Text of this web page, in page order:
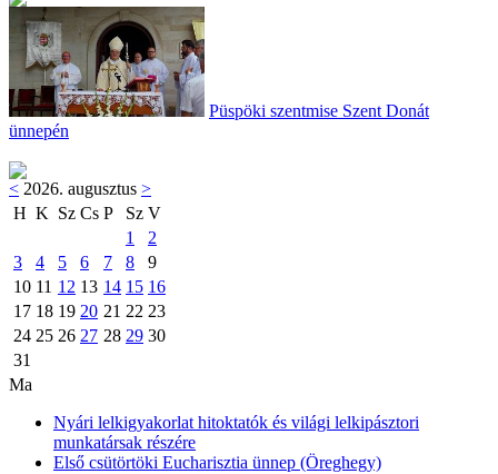
Püspöki szentmise Szent Donát
ünnepén
< 2026. augusztus >
H K Sz Cs P Sz V
1
2
3
4 5 6 7 8
9
10 11 12 13 14 15 16
17 18 19 20 21 22 23
24 25 26 27 28 29 30
31
Ma
Nyári lelkigyakorlat hitoktatók és világi lelkipásztori
munkatársak részére
Első csütörtöki Eucharisztia ünnep (Öreghegy)